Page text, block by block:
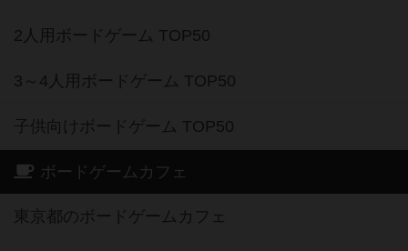
2人用ボードゲーム TOP50
3～4人用ボードゲーム TOP50
子供向けボードゲーム TOP50
ボードゲームカフェ
東京都のボードゲームカフェ